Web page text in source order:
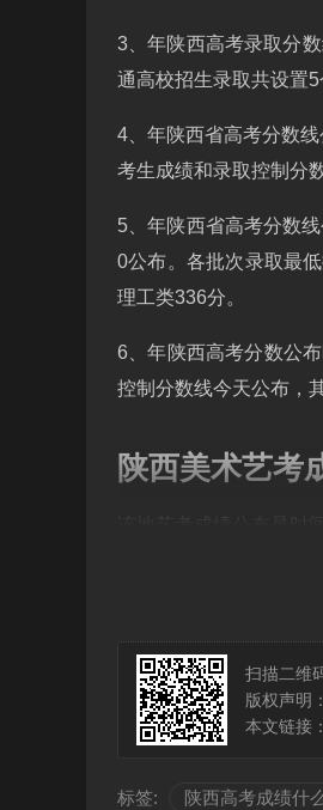
3、年陕西高考录取分
通高校招生录取共设置
4、年陕西省高考分数
考生成绩和录取控制分数
5、年陕西省高考分数
0公布。各批次录取最
理工类336分。
6、年陕西高考分数公
控制分数线今天公布，
陕西美术艺考
的考试，选拔优秀的美
年陕西美术艺考成绩公
2023陕西省高
扫描二维
版权声明
本文链接：
标签: 陕西高考成绩什